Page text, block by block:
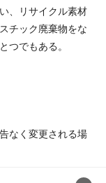
、リサイクル素材
チック廃棄物をな
とつでもある。
なく変更される場